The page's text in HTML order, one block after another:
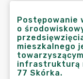
Postępowanie
o
mieszkalnego
infrastrukturą
77 Skórka.